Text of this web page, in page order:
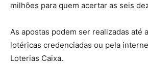
milhões para quem acertar as seis
As apostas podem ser realizadas até
lotéricas credenciadas ou pela
Loterias Caixa.